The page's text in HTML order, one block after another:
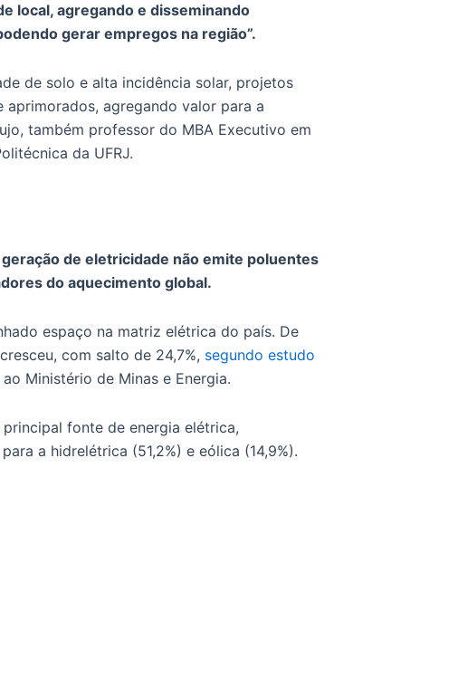
local, agregando e disseminando
gerar empregos na região”.
de solo e alta incidência solar, projetos
agregando valor para a
também professor do MBA Executivo em
da UFRJ.
de eletricidade não emite poluentes
do aquecimento global.
espaço na matriz elétrica do país. De
com salto de 24,7%, segundo estudo
Ministério de Minas e Energia.
fonte de energia elétrica,
a hidrelétrica (51,2%) e eólica (14,9%).